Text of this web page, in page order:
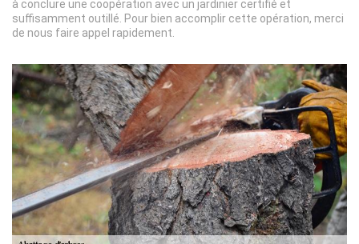
à conclure une coopération avec un jardinier certifié et
suffisamment outillé. Pour bien accomplir cette opération, merci
de nous faire appel rapidement.